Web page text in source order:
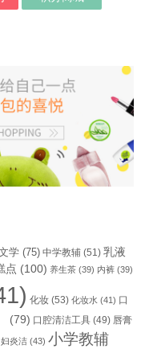
学(75) 中学教辅(51) 乳液
点 (100) 养生茶(39) 内裤(39)
化妆(53) 化妆水 (41) 口
(79) 口腔清洁工具(49) 唇膏
妇炎洁(43) 小学教辅